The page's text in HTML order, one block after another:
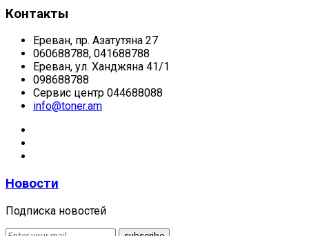
Контакты
Ереван, пр. Азатутяна 27
060688788, 041688788
Ереван, ул. Ханджяна 41/1
098688788
Сервис центр 044688088
info@toner.am
Новости
Подписка новостей